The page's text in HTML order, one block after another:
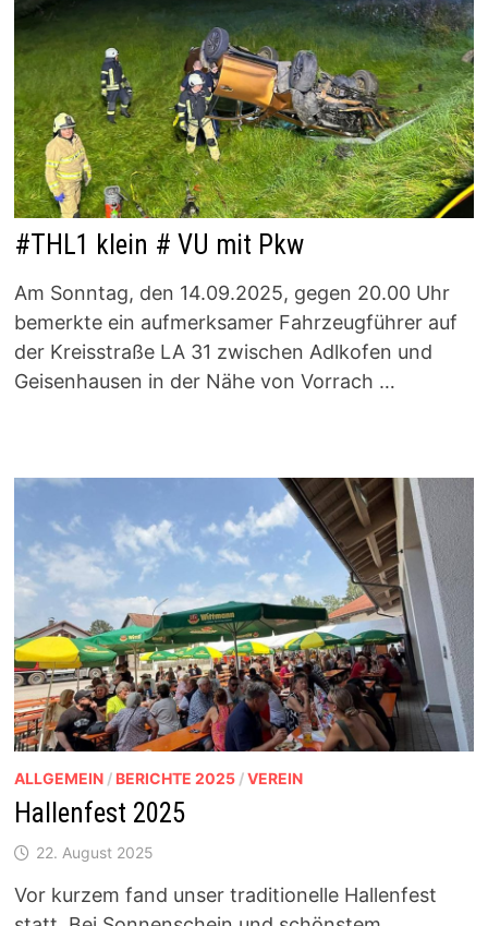
#THL1 klein # VU mit Pkw
Am Sonntag, den 14.09.2025, gegen 20.00 Uhr
bemerkte ein aufmerksamer Fahrzeugführer auf
der Kreisstraße LA 31 zwischen Adlkofen und
Geisenhausen in der Nähe von Vorrach …
ALLGEMEIN/ BERICHTE 2025/VEREIN
Hallenfest 2025
22. August 2025
Vor kurzem fand unser traditionelle Hallenfest